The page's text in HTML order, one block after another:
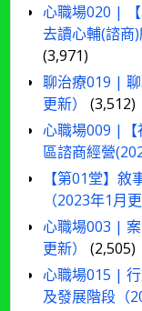
心職場020 |
去讀心輔(諮商
(3,971)
聊治療019 |
更新）
(3,512)
心職場009 |【
區諮商經營
【第01堂】
（2023年1月更
心職場003 |
更新）
(2,505)
心職場015 |
及發展階段（